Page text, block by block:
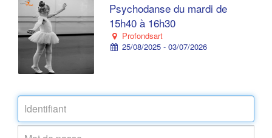
Psychodanse du mardi de
15h40 à 16h30
Profondsart
25/08/2025 - 03/07/2026